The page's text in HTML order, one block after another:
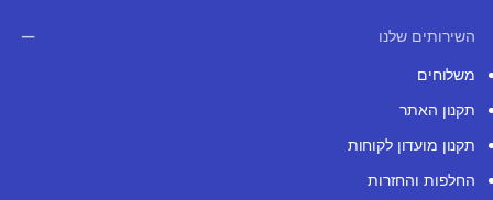
השירותים שלנו
משלוחים
תקנון האתר
תקנון מועדון לקוחות
החלפות והחזרות